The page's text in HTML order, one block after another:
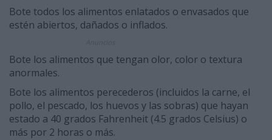
Bote todos los alimentos enlatados o envasados que
estén abiertos, dañados o inflados.
Bote los alimentos que tengan olor, color o textura
anormales.
Bote los alimentos perecederos (incluidos la carne, el
pollo, el pescado, los huevos y las sobras) que hayan
estado a 40 grados Fahrenheit (4.5 grados Celsius) o
más por 2 horas o más.